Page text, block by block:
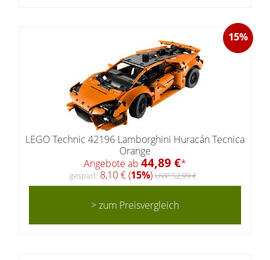
15%
LEGO Technic 42196 Lamborghini Huracán Tecnica
Orange
Angebote ab 44,89 €*
gespart: 8,10 € (15%)UVP 52,99 €
> zum Preisvergleich